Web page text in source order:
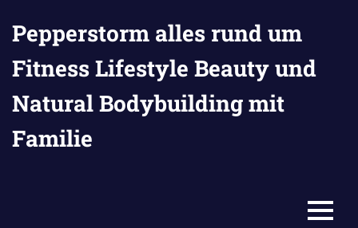
Inhalt
springen
Pepperstorm alles rund um
Fitness Lifestyle Beauty und
Natural Bodybuilding mit
Familie
MENU